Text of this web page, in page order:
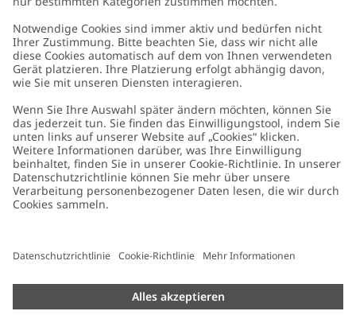
Kundenservice
Kontaktieren Sie uns
FAQ
Barrierefreiheit
Datenschutzrichtlinie
Cookie-Richtlinie
Größenratgeber
Über uns
Über Newbie
Nachhaltigkeit
Impressum
Presse
Germany Standort ändern
Cookies